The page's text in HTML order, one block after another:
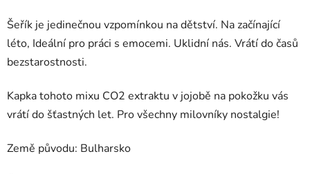
Šeřík je jedinečnou vzpomínkou na dětství. Na začínající
léto, Ideální pro práci s emocemi. Uklidní nás. Vrátí do časů
bezstarostnosti.
Kapka tohoto mixu CO2 extraktu v jojobě na pokožku vás
vrátí do šťastných let. Pro všechny milovníky nostalgie!
Země původu: Bulharsko